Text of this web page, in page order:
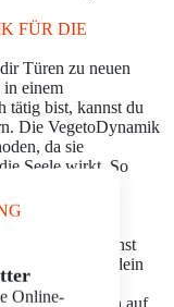
Online-
FÜR DIE
Türen zu neuen
einem
tätig bist, kannst du
Die VegetoDynamik
da sie
Seele wirkt. So
Betreuung
Basis. Du lernst
auch, wie du dein
Nach der
offen, die Dich auf